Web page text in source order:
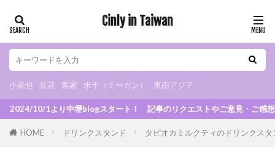
Cinly in Taiwan
小籠包 豆花 客家 米干（ミーガン） 東南アジア
ト！ 記事のリクエストやご意見・ご感想、お待ちしてます！
HOME ドリンクスタンド タピオカミルクティのドリンクス
カテゴリー
タグ